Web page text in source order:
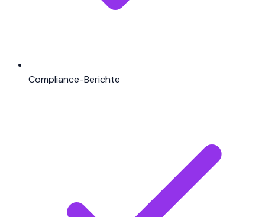
Compliance-Berichte